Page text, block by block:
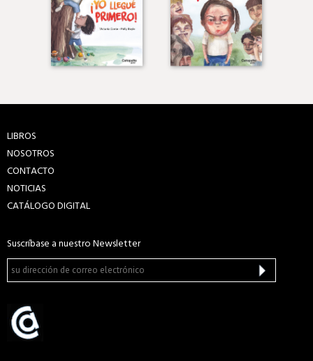
LIBROS
NOSOTROS
CONTACTO
NOTICIAS
CATÁLOGO DIGITAL
Suscríbase a nuestro Newsletter